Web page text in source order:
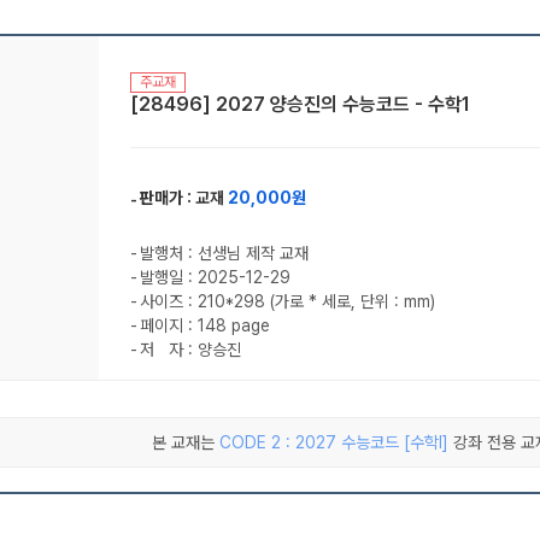
주교재
[28496] 2027 양승진의 수능코드 - 수학1
판매가 : 교재 20,000원
발행처 : 선생님 제작 교재
발행일 : 2025-12-29
사이즈 : 210*298 (가로 * 세로, 단위 : mm)
페이지 : 148 page
저 자 : 양승진
본 교재는 CODE 2 : 2027 수능코드 [수학l] 강좌 전용 교